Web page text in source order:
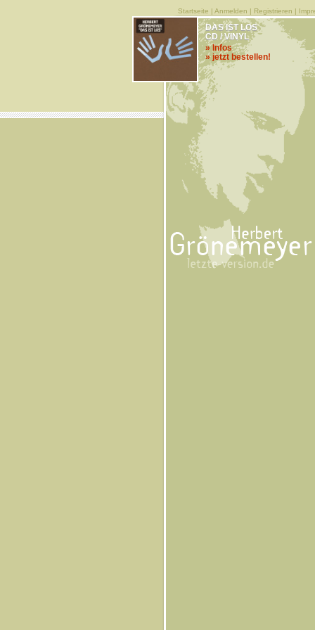
Startseite | Anmelden | Registrieren |
DAS IST LOS
CD / VINYL
» Infos
» jetzt bestellen!